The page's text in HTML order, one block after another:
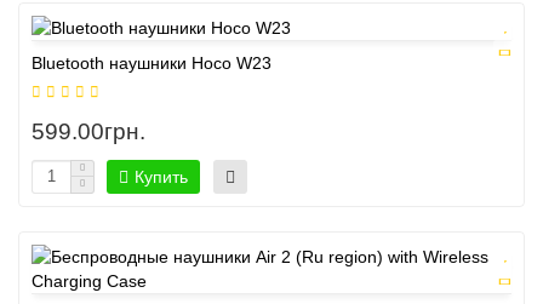
Bluetooth наушники Hoco W23
599.00грн.
Купить